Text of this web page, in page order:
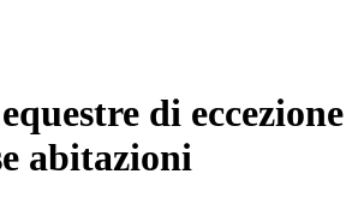
di eccezione
abitazioni